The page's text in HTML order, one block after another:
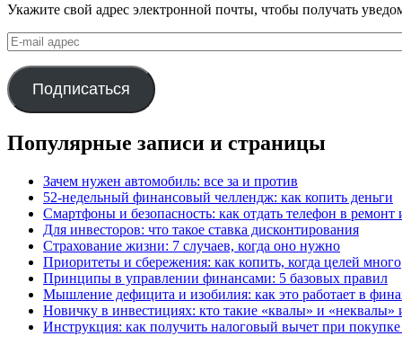
Укажите свой адрес электронной почты, чтобы получать
E-
mail
адрес
Подписаться
Популярные записи и страницы
Зачем нужен автомобиль: все за и против
52-недельный финансовый челлендж: как копить деньги
Смартфоны и безопасность: как отдать телефон в ремонт
Для инвесторов: что такое ставка дисконтирования
Страхование жизни: 7 случаев, когда оно нужно
Приоритеты и сбережения: как копить, когда целей много
Принципы в управлении финансами: 5 базовых правил
Мышление дефицита и изобилия: как это работает в
Новичку в инвестициях: кто такие «квалы» и «неквалы»
Инструкция: как получить налоговый вычет при